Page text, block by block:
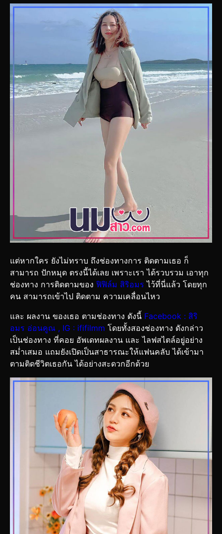
แต่หากใคร ยังไม่ทราบ ถึงช่องทางการ ติดตามเธอ ก็
สามารถ ปักหมุด ตรงนี้ได้เลย เพราะเรา ได้รวบรวม เอาทุก
ช่องทาง การติดตามของ ฟิฟิล์ม สิริอมร ไว้ที่นี่แล้ว โดยทุก
คน สามารถเข้าไป ติดตาม ความเคลื่อนไหว
และ ผลงาน ของเธอ ตามช่องทาง ดังนี้ Facebook : สิริ
อมร อ่อนคูณ , IG : ififilmm โดยทั้งสองช่องทาง ดังกล่าว
เป็นช่องทาง ที่คอย อัพเดทผลงาน และ ไลฟสไตล์อยู่อย่าง
สม่ำเสมอ แถมยังเปิดเป็นสาธารณะให้แฟนคลับ ได้เข้ามา
ตามติดชีวิตเธอกัน ได้อย่างสะดวกอีกด้วย